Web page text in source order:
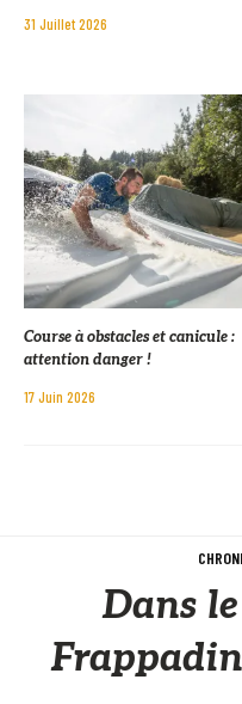
31 Juillet 2026
Course à obstacles et canicule :
attention danger !
17 Juin 2026
Dans